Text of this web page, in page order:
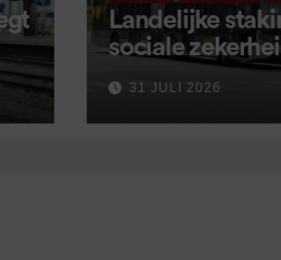
Landelijke
sociale
aangekondigd
september
31 JULI 2026